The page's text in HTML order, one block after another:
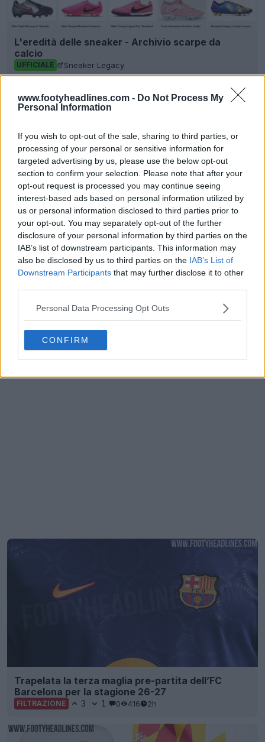
www.footyheadlines.com - Do Not Process My
Personal Information
If you wish to opt-out of the sale, sharing to third parties, or
processing of your personal or sensitive information for
targeted advertising by us, please use the below opt-out
section to confirm your selection. Please note that after your
opt-out request is processed you may continue seeing
interest-based ads based on personal information utilized by
us or personal information disclosed to third parties prior to
your opt-out. You may separately opt-out of the further
disclosure of your personal information by third parties on the
IAB’s list of downstream participants. This information may
also be disclosed by us to third parties on the IAB’s List of
Downstream Participants that may further disclose it to other
Personal Data Processing Opt Outs
CONFIRM
L'eredità delle sneaker - Archivio scarpe da
calcio
UFFICIALE Sneaker Legacy
Svelate le maglie degli Houston Rockets 26-27 +
Nuovo logo
UFFICALE Basketball Jersey Archive 1g
Trapelata la terza maglia pre-partita dell’FC
Barcelona per la stagione 26-27
FILTRAZIONE 3 1 0 416 2h